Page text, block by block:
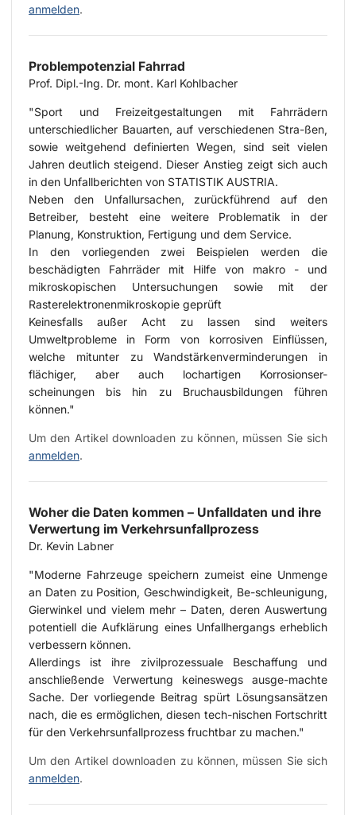
anmelden.
Problempotenzial Fahrrad
Prof. Dipl.-Ing. Dr. mont. Karl Kohlbacher
"Sport und Freizeitgestaltungen mit Fahrrädern
unterschiedlicher Bauarten, auf verschiedenen Stra-ßen,
sowie weitgehend definierten Wegen, sind seit vielen
Jahren deutlich steigend. Dieser Anstieg zeigt sich auch
in den Unfallberichten von STATISTIK AUSTRIA.
Neben den Unfallursachen, zurückführend auf den
Betreiber, besteht eine weitere Problematik in der
Planung, Konstruktion, Fertigung und dem Service.
In den vorliegenden zwei Beispielen werden die
beschädigten Fahrräder mit Hilfe von makro - und
mikroskopischen Untersuchungen sowie mit der
Rasterelektronenmikroskopie geprüft
Keinesfalls außer Acht zu lassen sind weiters
Umweltprobleme in Form von korrosiven Einflüssen,
welche mitunter zu Wandstärkenverminderungen in
flächiger, aber auch lochartigen Korrosionser-
scheinungen bis hin zu Bruchausbildungen führen
können."
Um den Artikel downloaden zu können, müssen Sie sich
anmelden.
Woher die Daten kommen – Unfalldaten und ihre
Verwertung im Verkehrsunfallprozess
Dr. Kevin Labner
"Moderne Fahrzeuge speichern zumeist eine Unmenge
an Daten zu Position, Geschwindigkeit, Be-schleunigung,
Gierwinkel und vielem mehr – Daten, deren Auswertung
potentiell die Aufklärung eines Unfallhergangs erheblich
verbessern können.
Allerdings ist ihre zivilprozessuale Beschaffung und
anschließende Verwertung keineswegs ausge-machte
Sache. Der vorliegende Beitrag spürt Lösungsansätzen
nach, die es ermöglichen, diesen tech-nischen Fortschritt
für den Verkehrsunfallprozess fruchtbar zu machen."
Um den Artikel downloaden zu können, müssen Sie sich
anmelden.